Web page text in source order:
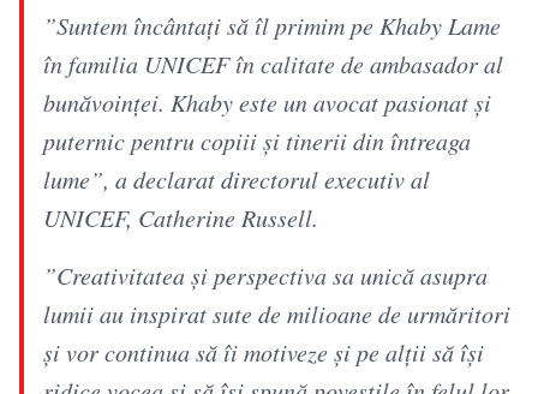
”Suntem încântaţi să îl primim pe Khaby Lame
în familia UNICEF în calitate de ambasador al
bunăvoinţei. Khaby este un avocat pasionat şi
puternic pentru copiii şi tinerii din întreaga
lume”, a declarat directorul executiv al
UNICEF, Catherine Russell.
”Creativitatea şi perspectiva sa unică asupra
lumii au inspirat sute de milioane de urmăritori
şi vor continua să îi motiveze şi pe alţii să îşi